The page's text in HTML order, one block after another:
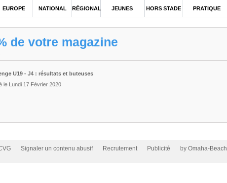
EUROPE NATIONAL RÉGIONAL JEUNES HORS STADE PRATIQUE
de votre magazine
U19 - J4 : résultats et buteuses
le Lundi 17 Février 2020
Signaler un contenu abusif Recrutement Publicité by Omaha-Beach